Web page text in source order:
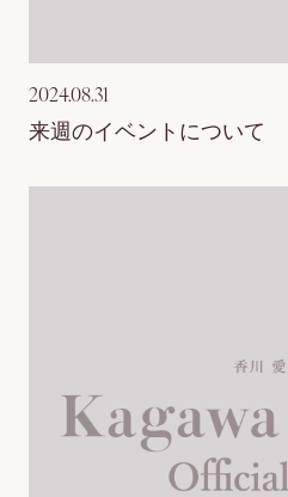
2024.08.31
来週のイベントについて